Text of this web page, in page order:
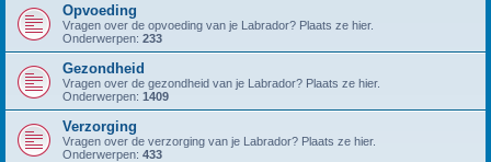
Opvoeding
Vragen over de opvoeding van je Labrador? Plaats ze hier.
Onderwerpen: 233
Gezondheid
Vragen over de gezondheid van je Labrador? Plaats ze hier.
Onderwerpen: 1409
Verzorging
Vragen over de verzorging van je Labrador? Plaats ze hier.
Onderwerpen: 433